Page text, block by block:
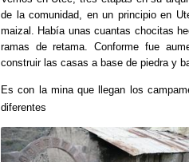
k
de la comunidad, en un principio en
maizal. Había unas cuantas chocitas
ramas de retama. Conforme fue
construir las casas a base de piedra y
Es con la mina que llegan los
diferentes